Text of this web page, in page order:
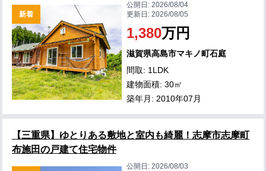
新着
公開日:2026/08/04
更新日:2026/08/05
1,380万円
滋賀県高島市マキノ町石庭
間取: 1LDK
建物面積: 30㎡
築年月: 2010年07月
【三重県】ゆとりある敷地と室内も綺麗！志摩市志摩町
布施田の戸建て住宅物件
公開日:2026/08/03